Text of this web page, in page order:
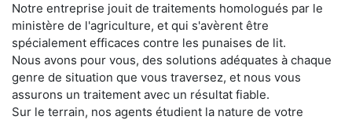
Notre entreprise jouit de traitements homologués par le
ministère de l'agriculture, et qui s'avèrent être
spécialement efficaces contre les punaises de lit.
Nous avons pour vous, des solutions adéquates à chaque
genre de situation que vous traversez, et nous vous
assurons un traitement avec un résultat fiable.
Sur le terrain, nos agents étudient la nature de votre